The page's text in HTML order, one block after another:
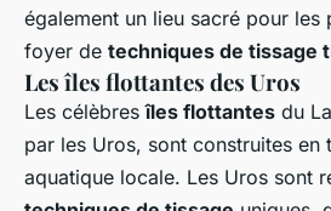
également un lieu sacré pour les
foyer de techniques de tissage
Les îles flottantes des Uros
Les célèbresîles flottantes du
par les Uros, sont construites en
aquatique locale. Les Uros sont